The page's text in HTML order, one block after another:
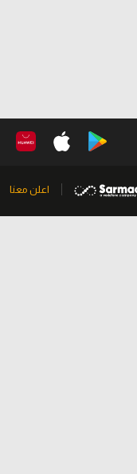
اعلن معنا